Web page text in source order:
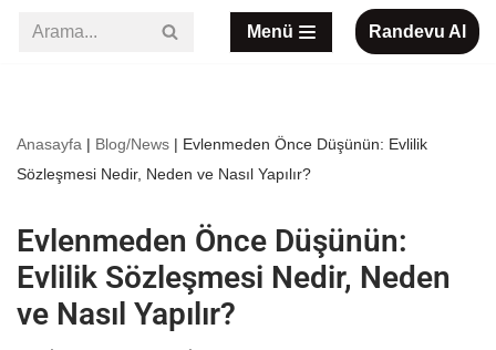
Menü Randevu Al
Anasayfa | Blog/News | Evlenmeden Önce Düşünün: Evlilik
Sözleşmesi Nedir, Neden ve Nasıl Yapılır?
Evlenmeden Önce Düşünün:
Evlilik Sözleşmesi Nedir, Neden
ve Nasıl Yapılır?